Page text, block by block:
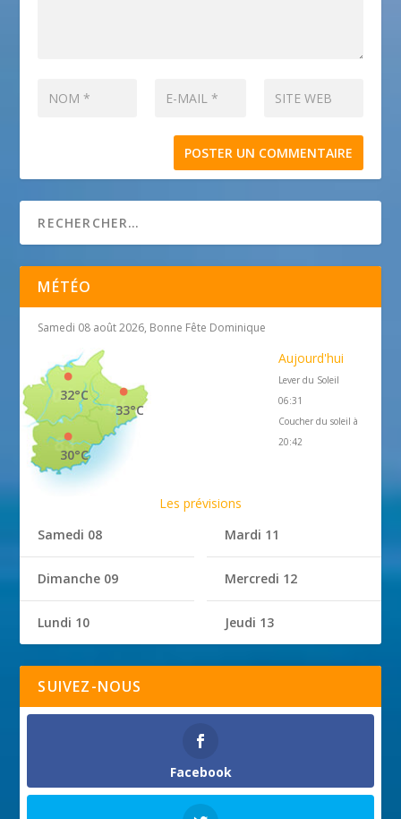
MÉTÉO
Samedi 08 août 2026, Bonne Fête Dominique
33°C
32°C
30°C
Aujourd'hui
Lever du Soleil
06:31
Coucher du soleil à
20:42
Les prévisions
Samedi 08
Dimanche 09
Lundi 10
Mardi 11
Mercredi 12
Jeudi 13
SUIVEZ-NOUS
Facebook